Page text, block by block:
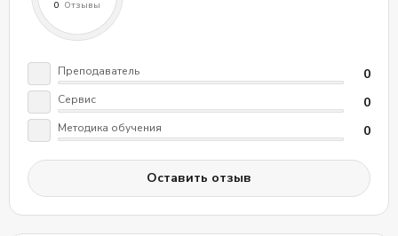
Преподаватель 0
Сервис 0
Методика обучения 0
Оставить отзыв